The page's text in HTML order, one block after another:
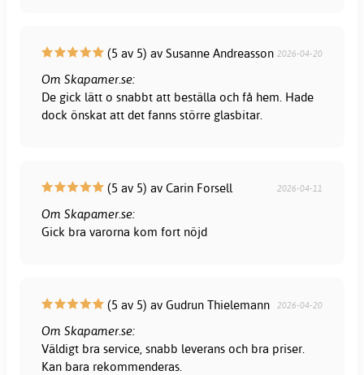
(5 av 5) av Susanne Andreasson 2026-04-20
Om Skapamer.se:
De gick lätt o snabbt att beställa och få hem. Hade
dock önskat att det fanns större glasbitar.
(5 av 5) av Carin Forsell 2026-04-11
Om Skapamer.se:
Gick bra varorna kom fort nöjd
(5 av 5) av Gudrun Thielemann 2026-04-20
Om Skapamer.se:
Väldigt bra service, snabb leverans och bra priser.
Kan bara rekommenderas.